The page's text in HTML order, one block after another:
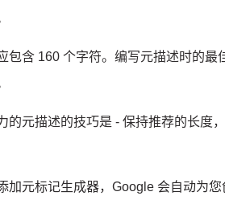
包含 160 个字符。编写元描述时的最
的元描述的技巧是 - 保持推荐的长度
加元标记生成器，Google 会自动为您